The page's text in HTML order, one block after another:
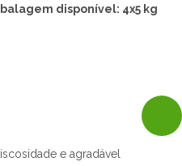
disponível: 4x5 kg
e agradável